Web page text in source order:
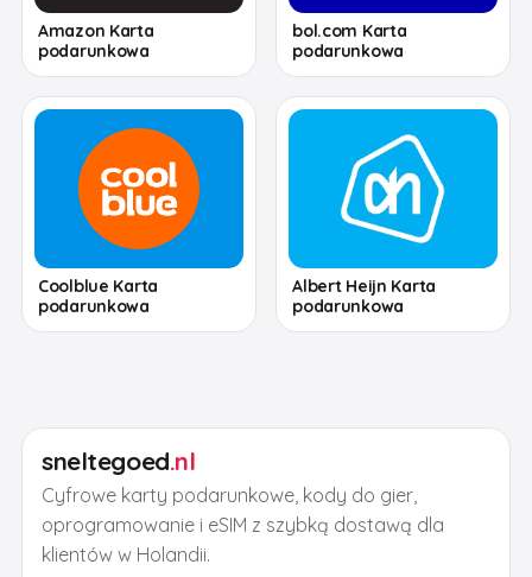
Amazon Karta
podarunkowa
bol.com Karta
podarunkowa
Coolblue Karta
podarunkowa
Albert Heijn Karta
podarunkowa
sneltegoed.nl
Cyfrowe karty podarunkowe, kody do gier,
oprogramowanie i eSIM z szybką dostawą dla
klientów w Holandii.